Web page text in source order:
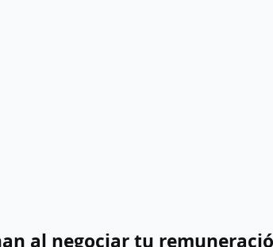
al negociar tu